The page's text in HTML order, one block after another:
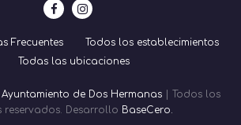
Frecuentes
Todos los establecimientos
Todas las ubicaciones
de Dos Hermanas| Todos los
reservados. Desarrollo BaseCero.